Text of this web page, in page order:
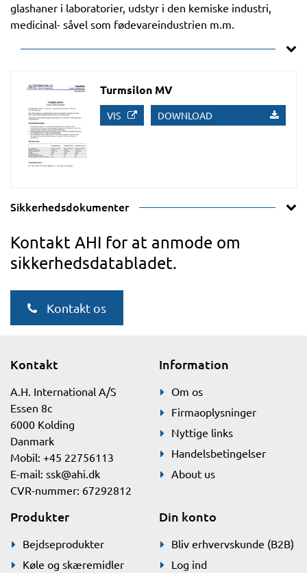
glashaner i laboratorier, udstyr i den kemiske industri,
medicinal- såvel som fødevareindustrien m.m.
Turmsilon MV
VIS DOWNLOAD
Sikkerhedsdokumenter
Kontakt AHI for at anmode om
sikkerhedsdatabladet.
Kontakt os
Kontakt
A.H. International A/S
Essen 8c
6000 Kolding
Danmark
Mobil: +45 22756113
E-mail: ssk@ahi.dk
CVR-nummer: 67292812
Information
Om os
Firmaoplysninger
Nyttige links
Handelsbetingelser
About us
Produkter
Bejdseprodukter
Køle og skæremidler
Din konto
Bliv erhvervskunde (B2B)
Log ind